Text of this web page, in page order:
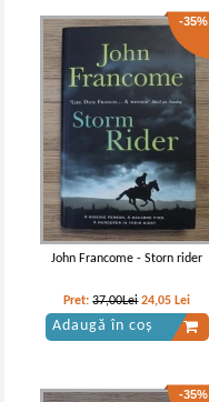
-35%
John Francome - Storn rider
Pret:37,00Lei 24,05 Lei
Adaugă în coș
-35%